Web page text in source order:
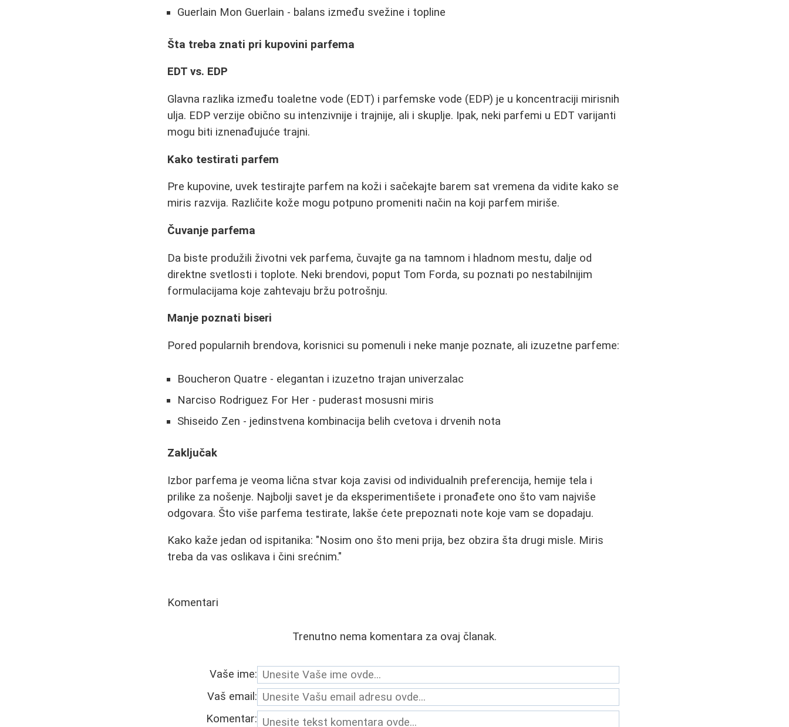
Guerlain Mon Guerlain - balans između svežine i topline
Šta treba znati pri kupovini parfema
EDT vs. EDP
Glavna razlika između toaletne vode (EDT) i parfemske vode (EDP) je u koncentraciji mirisnih
ulja. EDP verzije obično su intenzivnije i trajnije, ali i skuplje. Ipak, neki parfemi u EDT varijanti
mogu biti iznenađujuće trajni.
Kako testirati parfem
Pre kupovine, uvek testirajte parfem na koži i sačekajte barem sat vremena da vidite kako se
miris razvija. Različite kože mogu potpuno promeniti način na koji parfem miriše.
Čuvanje parfema
Da biste produžili životni vek parfema, čuvajte ga na tamnom i hladnom mestu, dalje od
direktne svetlosti i toplote. Neki brendovi, poput Tom Forda, su poznati po nestabilnijim
formulacijama koje zahtevaju bržu potrošnju.
Manje poznati biseri
Pored popularnih brendova, korisnici su pomenuli i neke manje poznate, ali izuzetne parfeme:
Boucheron Quatre - elegantan i izuzetno trajan univerzalac
Narciso Rodriguez For Her - puderast mosusni miris
Shiseido Zen - jedinstvena kombinacija belih cvetova i drvenih nota
Zaključak
Izbor parfema je veoma lična stvar koja zavisi od individualnih preferencija, hemije tela i
prilike za nošenje. Najbolji savet je da eksperimentišete i pronađete ono što vam najviše
odgovara. Što više parfema testirate, lakše ćete prepoznati note koje vam se dopadaju.
Kako kaže jedan od ispitanika: "Nosim ono što meni prija, bez obzira šta drugi misle. Miris
treba da vas oslikava i čini srećnim."
Komentari
Trenutno nema komentara za ovaj članak.
Vaše ime:
Vaš email:
Komentar: